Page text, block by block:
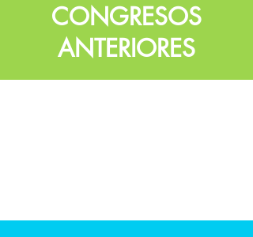
CONGRESOS
ANTERIORES